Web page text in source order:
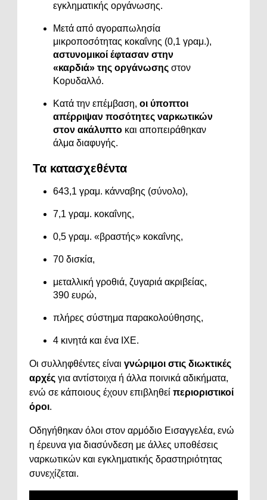
εγκληματικής οργάνωσης.
Μετά από αγοραπωλησία
μικροποσότητας κοκαΐνης (0,1 γραμ.),
αστυνομικοί έφτασαν στην
«καρδιά» της οργάνωσης στον
Κορυδαλλό.
Κατά την επέμβαση, οι ύποπτοι
απέρριψαν ποσότητες ναρκωτικών
στον ακάλυπτο και αποπειράθηκαν
άλμα διαφυγής.
Τα κατασχεθέντα
643,1 γραμ. κάνναβης (σύνολο),
7,1 γραμ. κοκαΐνης,
0,5 γραμ. «βραστής» κοκαΐνης,
70 δισκία,
μεταλλική γροθιά, ζυγαριά ακριβείας,
390 ευρώ,
πλήρες σύστημα παρακολούθησης,
4 κινητά και ένα ΙΧΕ.
Οι συλληφθέντες είναι γνώριμοι στις διωκτικές
αρχές για αντίστοιχα ή άλλα ποινικά αδικήματα,
ενώ σε κάποιους έχουν επιβληθεί περιοριστικοί
όροι.
Οδηγήθηκαν όλοι στον αρμόδιο Εισαγγελέα, ενώ
η έρευνα για διασύνδεση με άλλες υποθέσεις
ναρκωτικών και εγκληματικής δραστηριότητας
συνεχίζεται.